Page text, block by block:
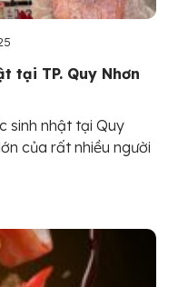
tại TP. Quy Nhơn
sinh nhật tại Quy
của rất nhiều người